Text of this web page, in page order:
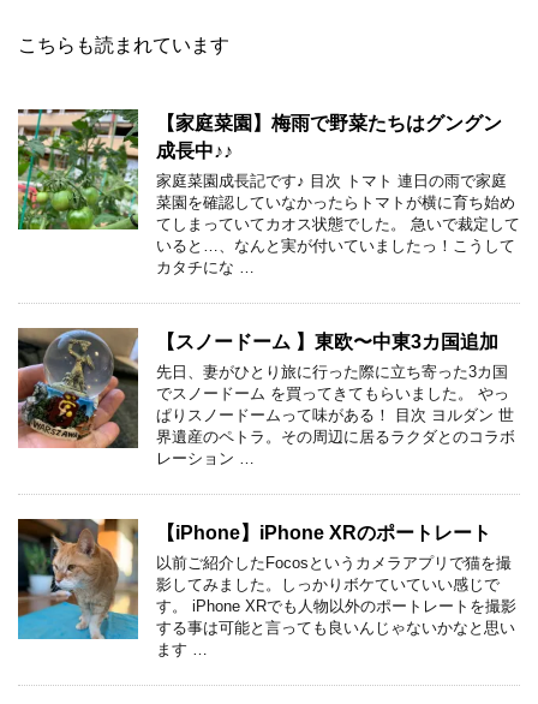
こちらも読まれています
【家庭菜園】梅雨で野菜たちはグングン
成長中♪♪
家庭菜園成長記です♪ 目次 トマト 連日の雨で家庭
菜園を確認していなかったらトマトが横に育ち始め
てしまっていてカオス状態でした。 急いで裁定して
いると…、なんと実が付いていましたっ！こうして
カタチにな …
【スノードーム 】東欧〜中東3カ国追加
先日、妻がひとり旅に行った際に立ち寄った3カ国
でスノードーム を買ってきてもらいました。 やっ
ぱりスノードームって味がある！ 目次 ヨルダン 世
界遺産のペトラ。その周辺に居るラクダとのコラボ
レーション …
【iPhone】iPhone XRのポートレート
以前ご紹介したFocosというカメラアプリで猫を撮
影してみました。しっかりボケていていい感じで
す。 iPhone XRでも人物以外のポートレートを撮影
する事は可能と言っても良いんじゃないかなと思い
ます …